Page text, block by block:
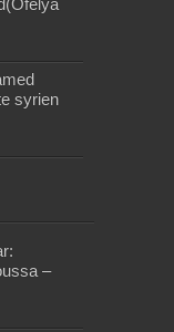
syrien
–